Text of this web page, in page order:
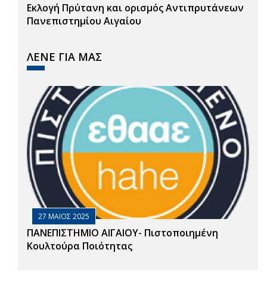
Εκλογή Πρύτανη και ορισμός Αντιπρυτάνεων
Πανεπιστημίου Αιγαίου
ΛΕΝΕ ΓΙΑ ΜΑΣ
27 ΜΑΙΟΣ 2025
ΠΑΝΕΠΙΣΤΗΜΙΟ ΑΙΓΑΙΟΥ- Πιστοποιημένη
Κουλτούρα Ποιότητας